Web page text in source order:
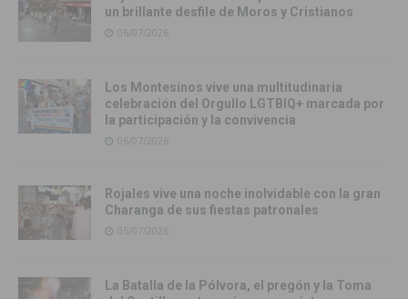
un brillante desfile de Moros y Cristianos
06/07/2026
Los Montesinos vive una multitudinaria
celebración del Orgullo LGTBIQ+ marcada por
la participación y la convivencia
06/07/2026
Rojales vive una noche inolvidable con la gran
Charanga de sus fiestas patronales
05/07/2026
La Batalla de la Pólvora, el pregón y la Toma